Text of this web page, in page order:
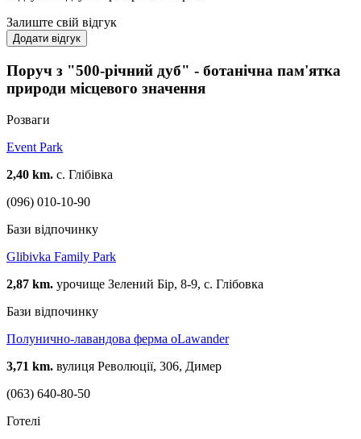
Залиште свій відгук
Додати відгук
Поруч з "500-річний дуб" - ботанічна пам'ятка
природи місцевого значення
Розваги
Event Park
2,40 km. с. Глібівка
(096) 010-10-90
Бази відпочинку
Glibivka Family Park
2,87 km. урочище Зелений Бір, 8-9, с. Глібовка
Бази відпочинку
Полунично-лавандова ферма oLawander
3,71 km. вулиця Революції, 306, Димер
(063) 640-80-50
Готелі